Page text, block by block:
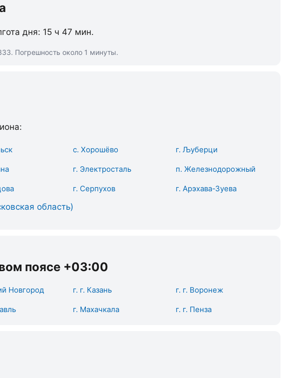
дня: 15 ч 47 мин.
Погрешность около 1 минуты.
с. Хорошёво г. Љуберци
г. Электросталь п. Железнодорожный
г. Серпухов г. Арэхава-Зуева
область)
поясе +03:00
Новгород г. г. Казань г. г. Воронеж
г. Махачкала г. г. Пенза